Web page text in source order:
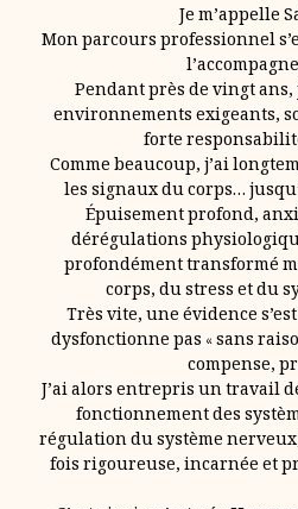
Je m’appelle
Mon parcours professionnel
Pendant près de vingt ans,
environnements exigeants,
forte
Comme beaucoup, j’ai
les signaux du corps…
Épuisement profond,
dérégulations
profondément transformé
corps, du stress et du
Très vite, une évidence
dysfonctionne pas « sans
compense,
J’ai alors entrepris un travail
fonctionnement des
régulation du système
fois rigoureuse, incarnée et